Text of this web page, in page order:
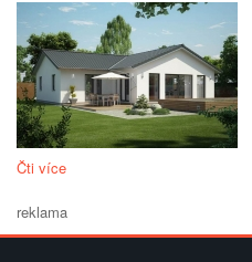
Čti více
reklama